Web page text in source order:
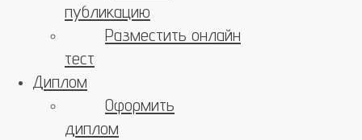
публикацию
Разместить онлайн
тест
Диплом
Оформить
диплом